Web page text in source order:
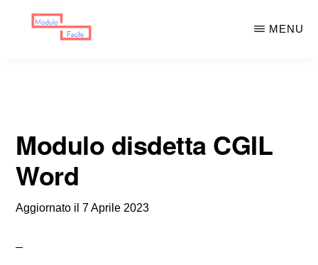
MENU
Modulo disdetta CGIL
Word
Aggiornato il7 Aprile 2023